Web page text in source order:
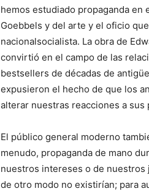
hemos estudiado propaganda en
Goebbels y del arte y el oficio
nacionalsocialista. La obra de
convirtió en el campo de las
bestsellers de décadas de
expusieron el hecho de que los
alterar nuestras reacciones a
El público general moderno
menudo, propaganda de mano
nuestros intereses o de
de otro modo no existirían; para